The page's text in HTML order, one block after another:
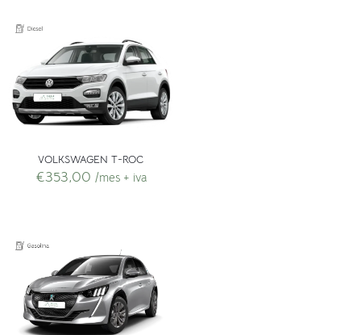
VOLKSWAGEN T-ROC
€353,00 /mes + iva